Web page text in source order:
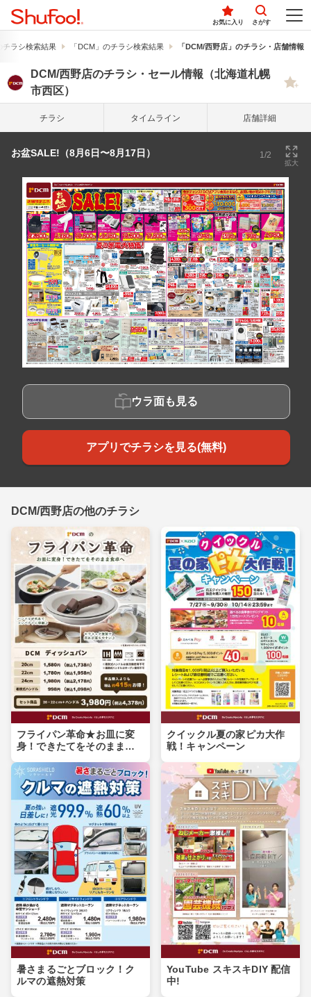
お気に入り さがす
チラシ検索結果 「DCM」のチラシ検索結果 「DCM/西野店」のチラシ・店舗情報
DCM/西野店のチラシ・セール情報（北海道札幌
市西区）
チラシ タイム ライン 店舗詳細
お盆SALE!（8月6日〜8月17日） 1/2
拡大
ウラ面も見る
アプリでチラシを見る(無料)
DCM/西野店の他のチラシ
フライパン革命★お皿に変
身！できたてをそのまま食
クイックル夏の家ピカ大作
戦！キャンペーン
暑さまるごとブロック！ク
ルマの遮熱対策
YouTube スキスキDIY 配信
中!